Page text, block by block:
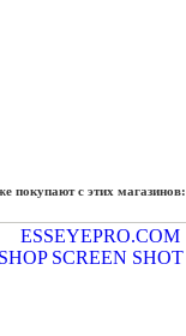
покупают с этих магазинов: